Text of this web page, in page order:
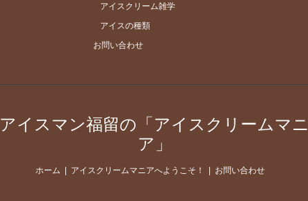
アイスクリーム雑学
アイスの種類
お問い合わせ
アイスマン福留の「アイスクリームマニ
ア」
ホーム アイスクリームマニアへようこそ！ お問い合わせ